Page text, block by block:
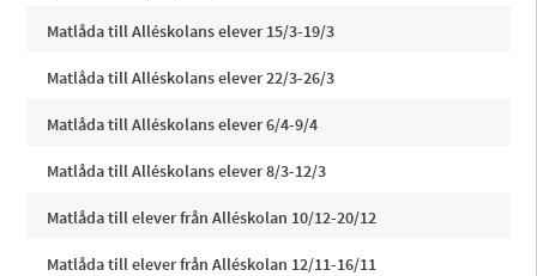
Matlåda till Alléskolans elever 15/3-19/3
Matlåda till Alléskolans elever 22/3-26/3
Matlåda till Alléskolans elever 6/4-9/4
Matlåda till Alléskolans elever 8/3-12/3
Matlåda till elever från Alléskolan 10/12-20/12
Matlåda till elever från Alléskolan 12/11-16/11